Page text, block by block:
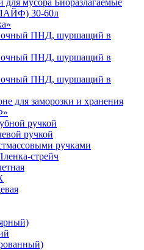
30-60л
ПНД, шуршащий в
ПНД, шуршащий в
ПНД, шуршащий в
для заморозки и хранения
ручкой
ручкой
ручками
стрейч